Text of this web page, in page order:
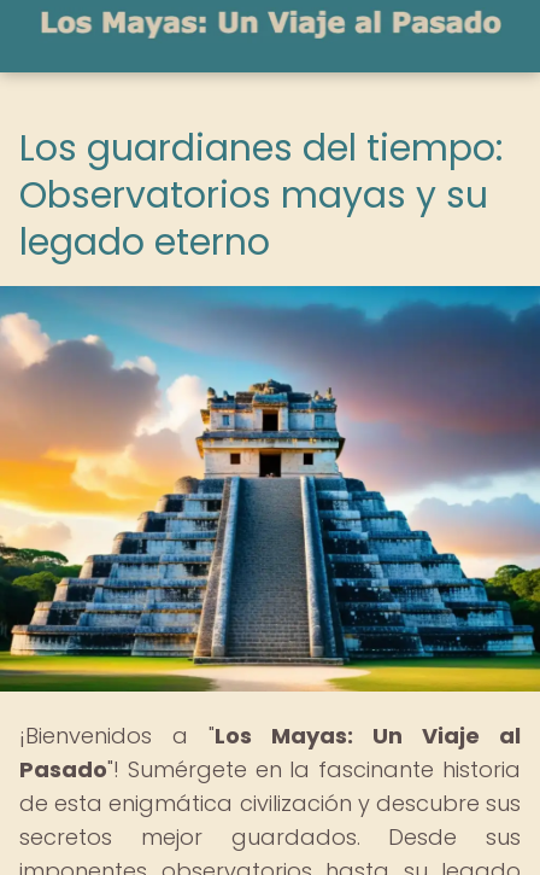
Los guardianes del tiempo:
Observatorios mayas y su
legado eterno
¡Bienvenidos a "Los Mayas: Un Viaje al
Pasado"! Sumérgete en la fascinante historia
de esta enigmática civilización y descubre sus
secretos mejor guardados. Desde sus